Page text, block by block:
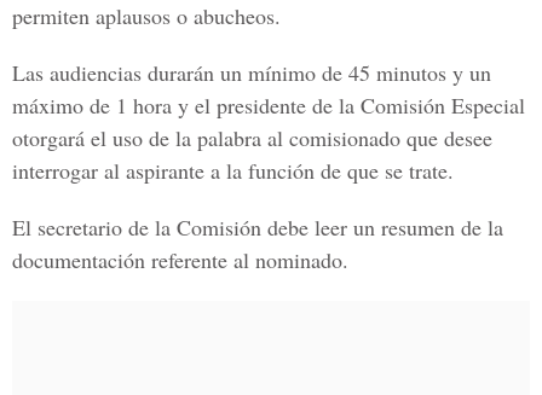
permiten aplausos o abucheos.
Las audiencias durarán un mínimo de 45 minutos y un
máximo de 1 hora y el presidente de la Comisión Especial
otorgará el uso de la palabra al comisionado que desee
interrogar al aspirante a la función de que se trate.
El secretario de la Comisión debe leer un resumen de la
documentación referente al nominado.